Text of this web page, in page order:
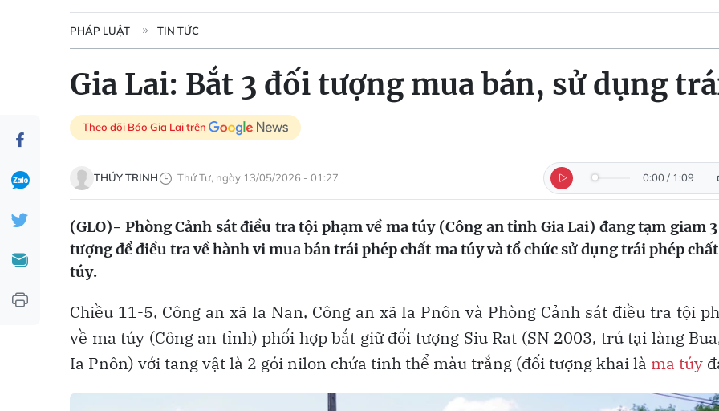
PHÁP LUẬT TIN TỨC
Gia Lai: Bắt 3 đối tượng mua bán, sử dụng
Theo dõi Báo Gia Lai trên
THÚY TRINH Thứ Tư, ngày 13/05/2026 - 01:27 0:00 / 1:09
(GLO)- Phòng Cảnh sát điều tra tội phạm về ma túy (Công an tỉnh Gia Lai) đang tạm giam
tượng để điều tra về hành vi mua bán trái phép chất ma túy và tổ chức sử dụng trái phép
túy.
Chiều 11-5, Công an xã Ia Nan, Công an xã Ia Pnôn và Phòng Cảnh sát điều tra tội
về ma túy (Công an tỉnh) phối hợp bắt giữ đối tượng Siu Rat (SN 2003, trú tại làng
Ia Pnôn) với tang vật là 2 gói nilon chứa tinh thể màu trắng (đối tượng khai là ma túy